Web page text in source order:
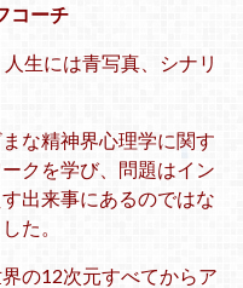
コーチ
生には青写真、シナリ
な精神界心理学に関す
クを学び、問題はイン
出来事にあるのではな
た。
の12次元すべてからア